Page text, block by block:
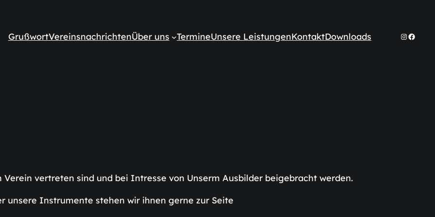
GrußwortVereinsnachrichtenÜber uns TermineUnsere LeistungenKontaktDownloads
vertreten sind und bei Intresse von Unserm Ausbilder beigebracht werden.
unsere Instrumente stehen wir ihnen gerne zur Seite